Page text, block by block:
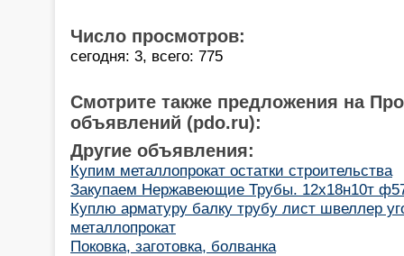
Число просмотров:
сегодня: 3, всего: 775
Смотрите также предложения на
объявлений (pdo.ru):
Другие объявления:
Купим металлопрокат остатки строительства
Закупаем Нержавеющие Трубы. 12х18н10т
Куплю арматуру балку трубу лист швеллер
металлопрокат
Поковка, заготовка, болванка